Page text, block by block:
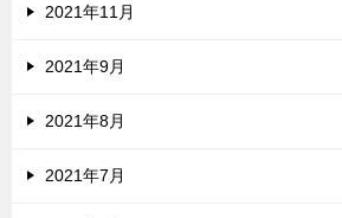
2021年11月
2021年9月
2021年8月
2021年7月